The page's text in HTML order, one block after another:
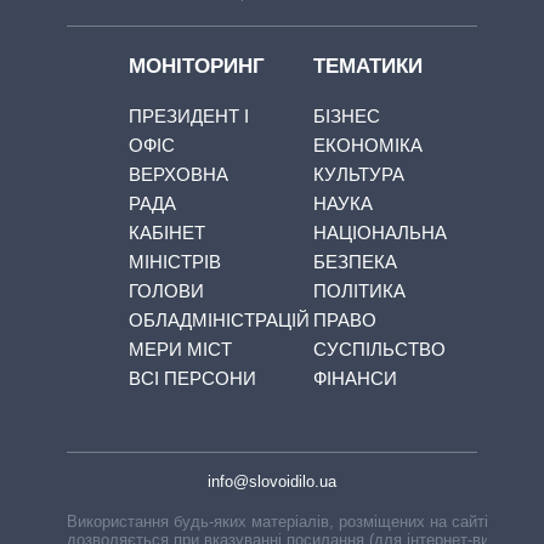
МОНІТОРИНГ
ПРЕЗИДЕНТ І
ОФІС
ВЕРХОВНА
РАДА
КАБІНЕТ
МІНІСТРІВ
ГОЛОВИ
ОБЛАДМІНІСТРАЦІЙ
МЕРИ МІСТ
ВСІ ПЕРСОНИ
ТЕМАТИКИ
БІЗНЕС
ЕКОНОМІКА
КУЛЬТУРА
НАУКА
НАЦІОНАЛЬНА
БЕЗПЕКА
ПОЛІТИКА
ПРАВО
СУСПІЛЬСТВО
ФІНАНСИ
info@slovoidilo.ua
Використання будь-яких матеріалів, розміщених на сайті,
дозволяється при вказуванні посилання (для інтернет-видань